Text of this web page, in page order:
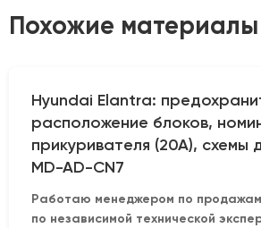
Похожие материалы
Hyundai Elantra:
расположение блоков,
прикуривателя (20А), схемы
MD-AD-CN7
Работаю менеджером по
по независимой технической